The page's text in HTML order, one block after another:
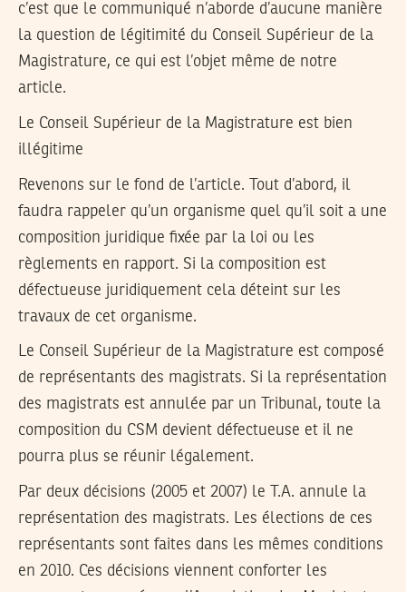
c’est que le communiqué n’aborde d’aucune manière
la question de légitimité du Conseil Supérieur de la
Magistrature, ce qui est l’objet même de notre
article.
Le Conseil Supérieur de la Magistrature est bien
illégitime
Revenons sur le fond de l’article. Tout d’abord, il
faudra rappeler qu’un organisme quel qu’il soit a une
composition juridique fixée par la loi ou les
règlements en rapport. Si la composition est
défectueuse juridiquement cela déteint sur les
travaux de cet organisme.
Le Conseil Supérieur de la Magistrature est composé
de représentants des magistrats. Si la représentation
des magistrats est annulée par un Tribunal, toute la
composition du CSM devient défectueuse et il ne
pourra plus se réunir légalement.
Par deux décisions (2005 et 2007) le T.A. annule la
représentation des magistrats. Les élections de ces
représentants sont faites dans les mêmes conditions
en 2010. Ces décisions viennent conforter les